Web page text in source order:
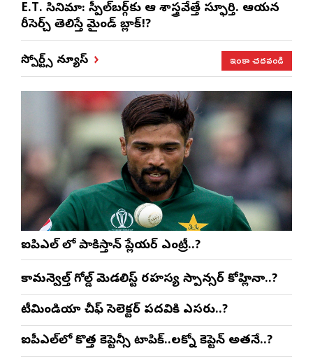
E.T. సినిమా: స్పీల్‌బర్గ్‌కు ఆ శాస్త్రవేత్తే స్ఫూర్తి. ఆయన
రీసెర్చ్ తెలిస్తే మైండ్ బ్లాక్!?
స్పోర్ట్స్ న్యూస్ ఇంకా చదవండి
ఐపిఎల్ లో పాకిస్తాన్ ప్లేయర్ ఎంట్రీ..?
కామన్వెల్త్ గోల్డ్ మెడలిస్ట్ రహస్య స్పాన్సర్ కోహ్లినా..?
టీమిండియా చీఫ్ సెలెక్టర్ పదవికి ఎసరు..?
ఐపీఎల్‌లో కొత్త కెప్టెన్సీ టాపిక్..లక్నో కెప్టెన్ అతనే..?